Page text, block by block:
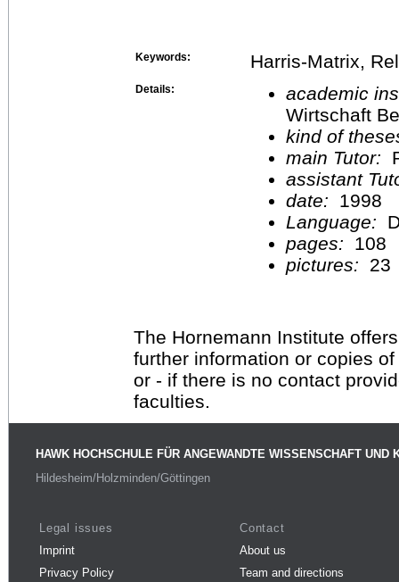
Keywords: Harris-Matrix,
Details:
academic
Wirtschaft
kind of
main Tutor:
assistant
date:
1998
Language:
pages:
108
pictures:
23
The Hornemann Institute
further information or copies
or - if there is no contact
faculties.
HAWK HOCHSCHULE FÜR ANGEWANDTE WISSENSCHAFT UND
Hildesheim/Holzminden/Göttingen
Legal issues
Imprint
Privacy Policy
Contact
About us
Team and directions